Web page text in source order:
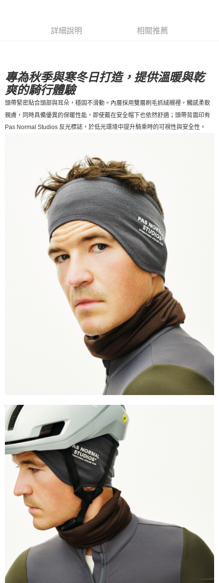
每筆NT$80，滿NT$10,000(含以上)免運費
宅配
每筆NT$130，滿NT$10,000(含以上)免運費
詳細說明 相關推薦
專為秋季與寒冬日打造，提供溫暖與乾
爽的騎行體驗
頭帶緊密貼合頭部與耳朵，穩固不滑動。內層採用雙層刷毛抓絨襯裡，觸感柔軟
親膚，同時具備優異的保暖性能，即使戴在安全帽下也依然舒適；頭帶背面印有
Pas Normal Studios 反光標誌，於低光環境中提升騎乘時的可視性與安全性。